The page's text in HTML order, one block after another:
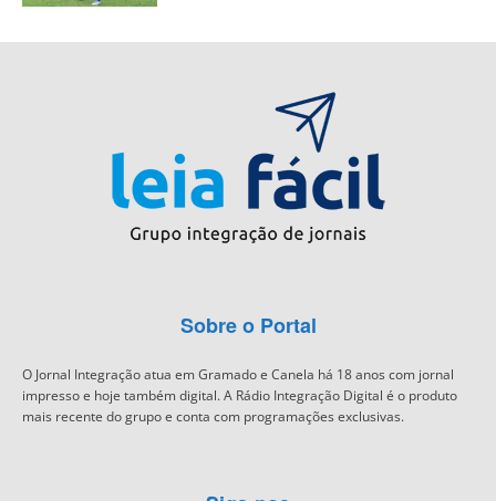
Sobre o Portal
O Jornal Integração atua em Gramado e Canela há 18 anos com jornal
impresso e hoje também digital. A Rádio Integração Digital é o produto
mais recente do grupo e conta com programações exclusivas.